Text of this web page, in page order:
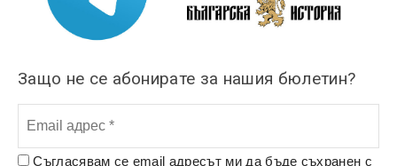
Защо не се абонирате за нашия бюлетин?
Съгласявам се email адресът ми да бъде съхранен с